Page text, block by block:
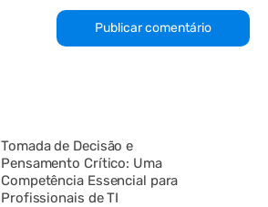
Tomada de Decisão e
Pensamento Crítico: Uma
Competência Essencial para
Profissionais de TI